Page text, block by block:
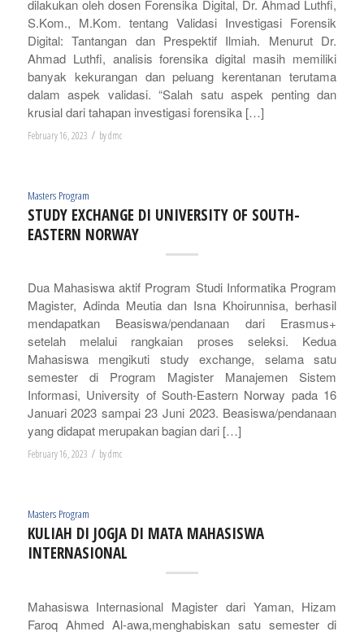
dilakukan oleh dosen Forensika Digital, Dr. Ahmad Luthfi,
S.Kom., M.Kom. tentang Validasi Investigasi Forensik
Digital: Tantangan dan Prespektif Ilmiah. Menurut Dr.
Ahmad Luthfi, analisis forensika digital masih memiliki
banyak kekurangan dan peluang kerentanan terutama
dalam aspek validasi. “Salah satu aspek penting dan
krusial dari tahapan investigasi forensika […]
February 16, 2023 / bydmc
Masters Program
STUDY EXCHANGE DI UNIVERSITY OF SOUTH-
EASTERN NORWAY
Dua Mahasiswa aktif Program Studi Informatika Program
Magister, Adinda Meutia dan Isna Khoirunnisa, berhasil
mendapatkan Beasiswa/pendanaan dari Erasmus+
setelah melalui rangkaian proses seleksi. Kedua
Mahasiswa mengikuti study exchange, selama satu
semester di Program Magister Manajemen Sistem
Informasi, University of South-Eastern Norway pada 16
Januari 2023 sampai 23 Juni 2023. Beasiswa/pendanaan
yang didapat merupakan bagian dari […]
February 16, 2023 / bydmc
Masters Program
KULIAH DI JOGJA DI MATA MAHASISWA
INTERNASIONAL
Mahasiswa Internasional Magister dari Yaman, Hizam
Faroq Ahmed Al-awa,menghabiskan satu semester di